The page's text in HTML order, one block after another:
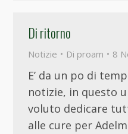
Di ritorno
Notizie Di proam 8
E’ da un po di
notizie, in questo
voluto dedicare
alle cure per